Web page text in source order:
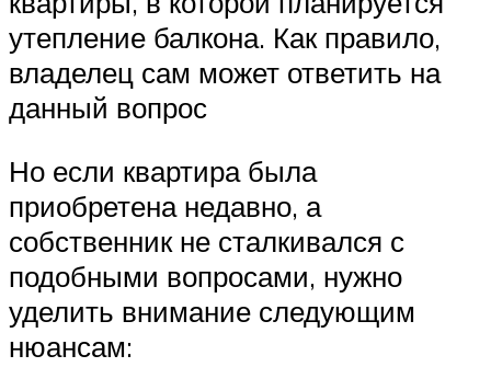
утепление балкона. Как правило,
владелец сам может ответить на
данный вопрос
Но если квартира была
приобретена недавно, а
собственник не сталкивался с
подобными вопросами, нужно
уделить внимание следующим
нюансам: